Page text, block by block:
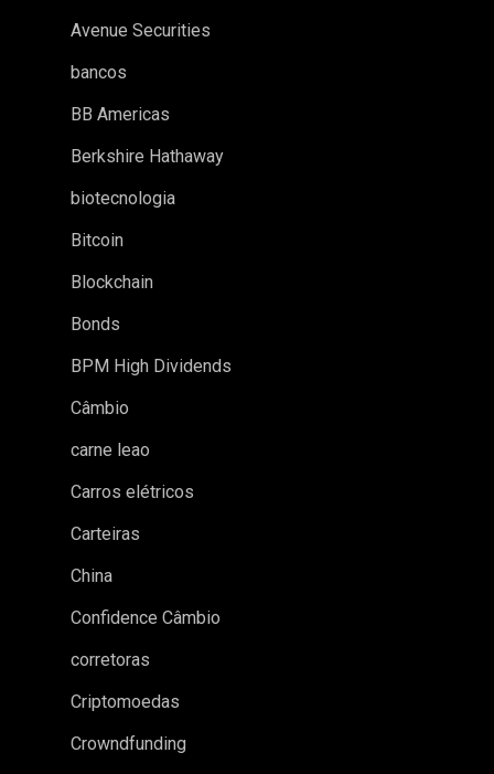
Avenue Securities
bancos
BB Americas
Berkshire Hathaway
biotecnologia
Bitcoin
Blockchain
Bonds
BPM High Dividends
Câmbio
carne leao
Carros elétricos
Carteiras
China
Confidence Câmbio
corretoras
Criptomoedas
Crowndfunding